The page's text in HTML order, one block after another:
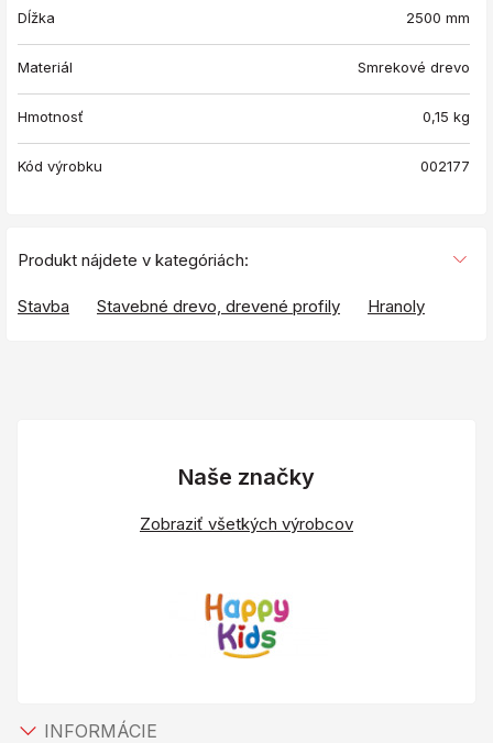
Dĺžka 2500 mm
Materiál Smrekové drevo
Hmotnosť 0,15 kg
Kód výrobku 002177
Produkt nájdete v kategóriách:
Stavba Stavebné drevo, drevené profily Hranoly
Naše značky
Zobraziť všetkých výrobcov
INFORMÁCIE